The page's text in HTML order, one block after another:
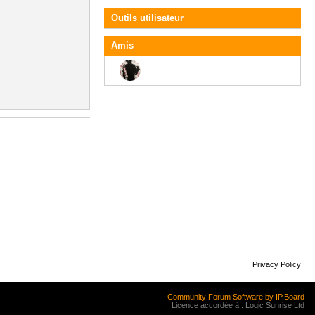
Outils utilisateur
Amis
Privacy Policy
Community Forum Software by IP.Board
Licence accordée à : Logic Sunrise Ltd